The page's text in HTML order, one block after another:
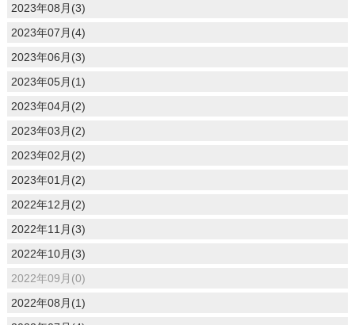
2023年08月(3)
2023年07月(4)
2023年06月(3)
2023年05月(1)
2023年04月(2)
2023年03月(2)
2023年02月(2)
2023年01月(2)
2022年12月(2)
2022年11月(3)
2022年10月(3)
2022年09月(0)
2022年08月(1)